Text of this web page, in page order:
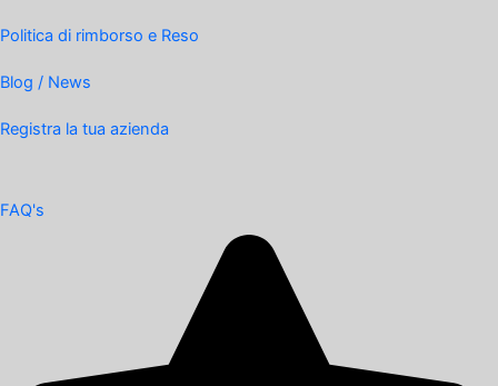
Politica di rimborso e Reso
Blog / News
Registra la tua azienda
FAQ's